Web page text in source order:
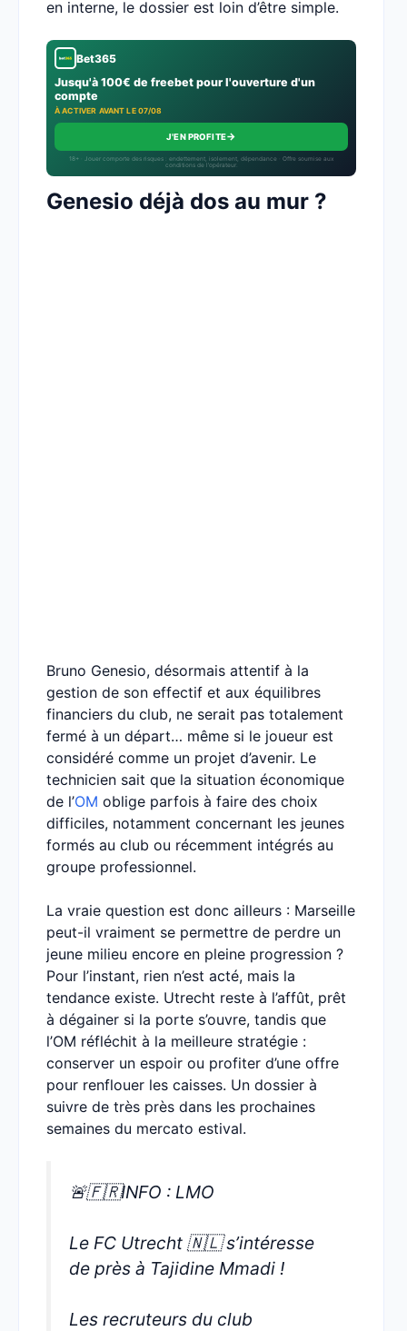
en interne, le dossier est loin d’être simple.
Bet365
Jusqu'à 100€ de freebet pour l'ouverture d'un
compte
À ACTIVER AVANT LE 07/08
J'EN PROFITE→
18+ · Jouer comporte des risques : endettement, isolement, dépendance · Offre soumise aux
conditions de l’opérateur.
Genesio déjà dos au mur ?
Bruno Genesio, désormais attentif à la
gestion de son effectif et aux équilibres
financiers du club, ne serait pas totalement
fermé à un départ… même si le joueur est
considéré comme un projet d’avenir. Le
technicien sait que la situation économique
de l’OM oblige parfois à faire des choix
difficiles, notamment concernant les jeunes
formés au club ou récemment intégrés au
groupe professionnel.
La vraie question est donc ailleurs : Marseille
peut-il vraiment se permettre de perdre un
jeune milieu encore en pleine progression ?
Pour l’instant, rien n’est acté, mais la
tendance existe. Utrecht reste à l’affût, prêt
à dégainer si la porte s’ouvre, tandis que
l’OM réfléchit à la meilleure stratégie :
conserver un espoir ou profiter d’une offre
pour renflouer les caisses. Un dossier à
suivre de très près dans les prochaines
semaines du mercato estival.
🚨🇫🇷INFO : LMO
Le FC Utrecht 🇳🇱 s’intéresse
de près à Tajidine Mmadi !
Les recruteurs du club